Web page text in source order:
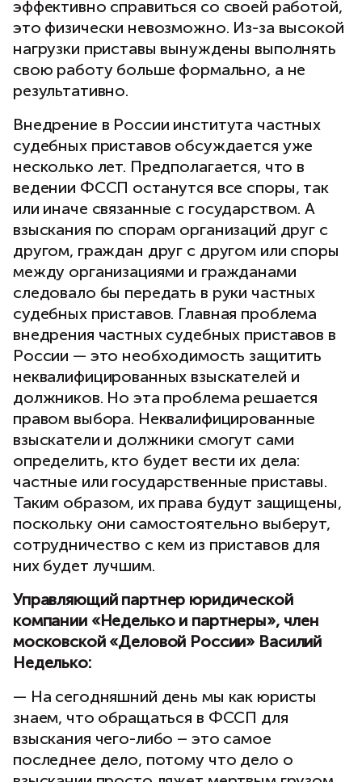
эффективно справиться со своей работой,
это физически невозможно. Из-за высокой
нагрузки приставы вынуждены выполнять
свою работу больше формально, а не
результативно.
Внедрение в России института частных
судебных приставов обсуждается уже
несколько лет. Предполагается, что в
ведении ФССП останутся все споры, так
или иначе связанные с государством. А
взыскания по спорам организаций друг с
другом, граждан друг с другом или споры
между организациями и гражданами
следовало бы передать в руки частных
судебных приставов. Главная проблема
внедрения частных судебных приставов в
России — это необходимость защитить
неквалифицированных взыскателей и
должников. Но эта проблема решается
правом выбора. Неквалифицированные
взыскатели и должники смогут сами
определить, кто будет вести их дела:
частные или государственные приставы.
Таким образом, их права будут защищены,
поскольку они самостоятельно выберут,
сотрудничество с кем из приставов для
них будет лучшим.
Управляющий партнер юридической
компании «Неделько и партнеры», член
московской «Деловой России» Василий
Неделько:
— На сегодняшний день мы как юристы
знаем, что обращаться в ФССП для
взыскания чего-либо – это самое
последнее дело, потому что дело о